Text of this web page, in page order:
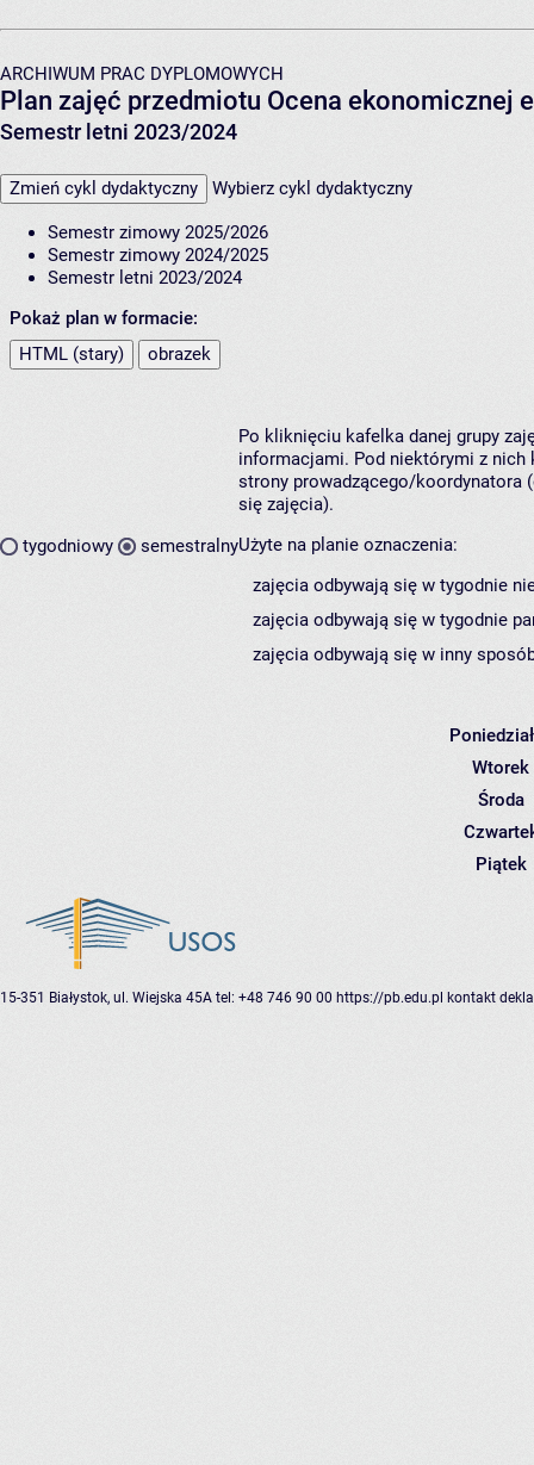
ARCHIWUM PRAC DYPLOMOWYCH
Plan zajęć przedmiotu Ocena ekonomicznej
Semestr letni 2023/2024
Zmień cykl dydaktyczny Wybierz cykl dydaktyczny
Semestr zimowy 2025/2026
Semestr zimowy 2024/2025
Semestr letni 2023/2024
Pokaż plan w formacie:
HTML (stary)
obrazek
tygodniowy semestralny
Po kliknięciu kafelka danej grupy
informacjami. Pod niektórymi z nich
strony prowadzącego/koordynatora
się zajęcia).
Użyte na planie oznaczenia:
zajęcia odbywają się w tygodnie
zajęcia odbywają się w tygodnie
zajęcia odbywają się w inny
Wtorek
Środa
Piątek
15-351 Białystok, ul. Wiejska 45A tel: +48 746 90 00 https://pb.edu.pl kontakt